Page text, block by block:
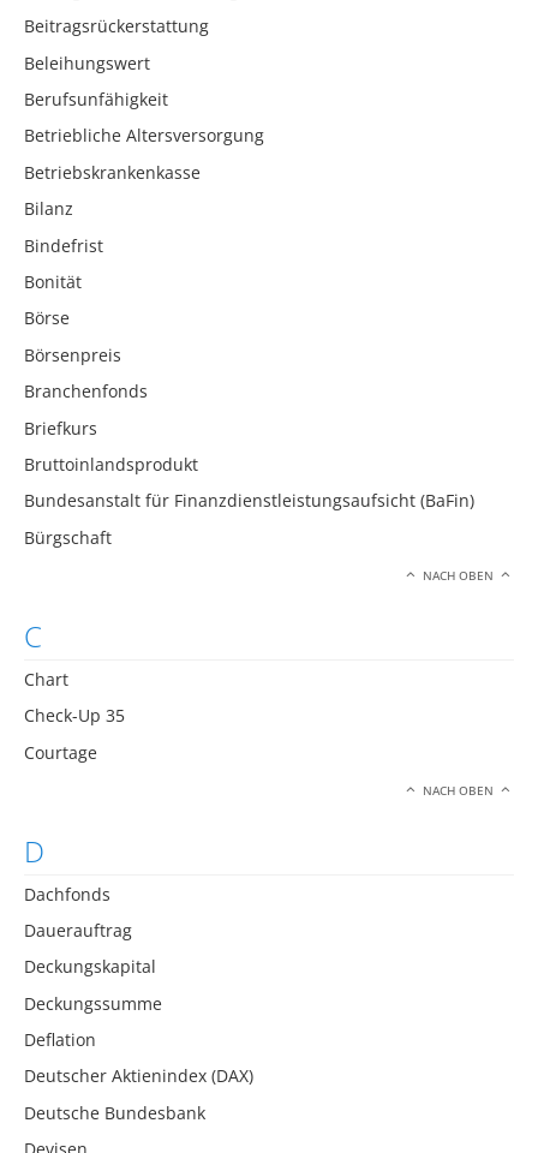
Beitragsrückerstattung
Beleihungswert
Berufsunfähigkeit
Betriebliche Altersversorgung
Betriebskrankenkasse
Bilanz
Bindefrist
Bonität
Börse
Börsenpreis
Branchenfonds
Briefkurs
Bruttoinlandsprodukt
Bundesanstalt für Finanzdienstleistungsaufsicht (BaFin)
Bürgschaft
NACH OBEN
C
Chart
Check-Up 35
Courtage
NACH OBEN
D
Dachfonds
Dauerauftrag
Deckungskapital
Deckungssumme
Deflation
Deutscher Aktienindex (DAX)
Deutsche Bundesbank